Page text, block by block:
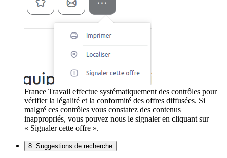
France Travail effectue systématiquement des contrôles pour
vérifier la légalité et la conformité des offres diffusées. Si
malgré ces contrôles vous constatez des contenus
inappropriés, vous pouvez nous le signaler en cliquant sur
« Signaler cette offre ».
8. Suggestions de recherche